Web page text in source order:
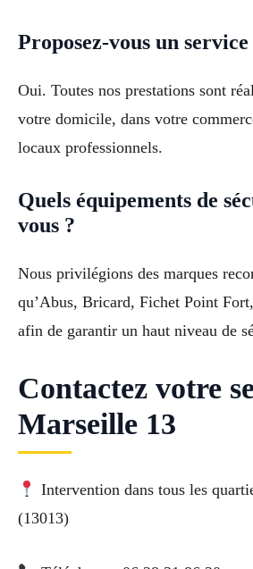
Proposez-vous un
Oui. Toutes nos prestations sont
votre domicile, dans votre
locaux professionnels.
Quels équipements de
vous ?
Nous privilégions des marques
qu’Abus, Bricard, Fichet Point
afin de garantir un haut niveau de
Contactez votre
Marseille 13
Intervention dans tous les
(13013)